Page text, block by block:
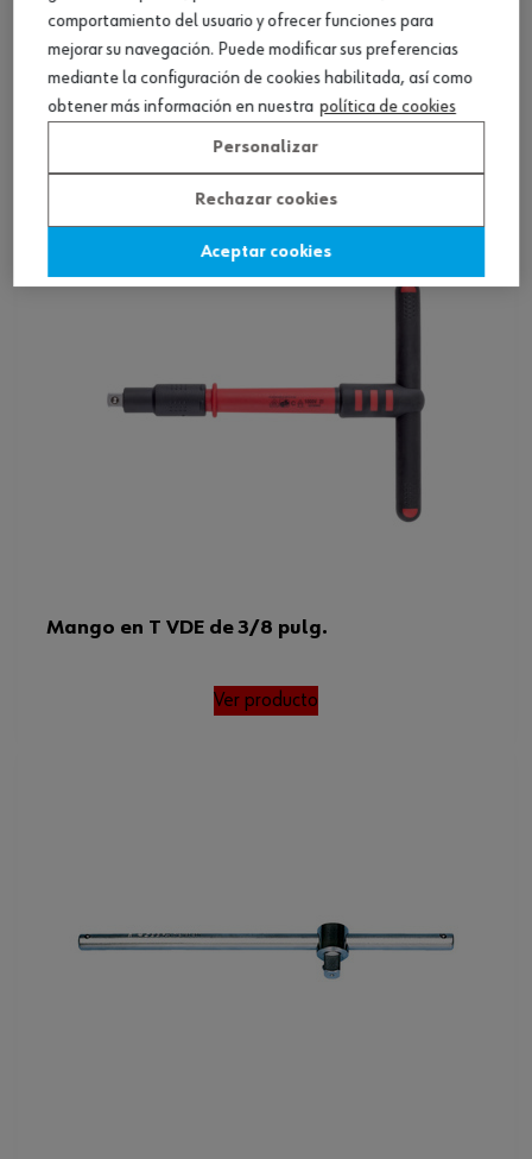
Mango en T VDE de 1/2 pulg.
Ver producto
Mango en T VDE de 3/8 pulg.
Ver producto
comportamiento del usuario y ofrecer funciones para
mejorar su navegación. Puede modificar sus preferencias
mediante la configuración de cookies habilitada, así como
obtener más información en nuestra política de cookies
Personalizar
Rechazar cookies
Aceptar cookies